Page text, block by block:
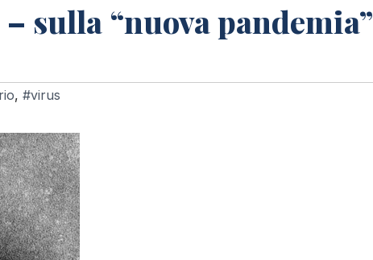
sulla “nuova pandemia”
, #virus